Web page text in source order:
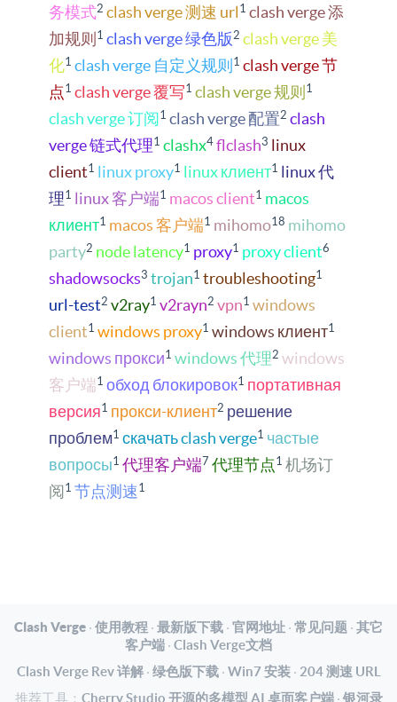
务模式2 clash verge 测速 url 1 clash verge 添
加规则 1 clash verge 绿色版 2 clash verge 美
化1 clash verge 自定义规则 1 clash verge 节
点1 clash verge 覆写1 clash verge 规则 1
clash verge 订阅1 clash verge 配置2 clash
verge 链式代理1 clashx4 flclash3 linux
client1 linux proxy1 linux клиент1 linux 代
理1 linux 客户端1 macos client1 macos
клиент1 macos 客户端1 mihomo18 mihomo
party2 node latency1 proxy1 proxy client6
shadowsocks3 trojan1 troubleshooting1
url-test2 v2ray1 v2rayn2 vpn1 windows
client1 windows proxy1 windows клиент1
windows прокси1 windows 代理2 windows
客户端1 обход блокировок1 портативная
версия1 прокси-клиент2 решение
проблем1 скачать clash verge1 частые
вопросы1 代理客户端7 代理节点1 机场订
阅 1 节点测速 1
Clash Verge · 使用教程 · 最新版下载 · 官网地址 · 常见问题 · 其它
客户端 · Clash Verge文档
Clash Verge Rev 详解· 绿色版下载· Win7 安装· 204 测速 URL
推荐工具： Cherry Studio 开源的多模型 AI 桌面客户端· 银河录